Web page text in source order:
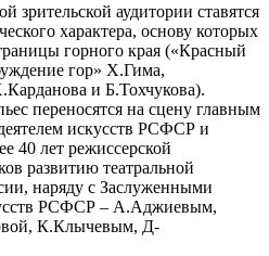
зрительской аудитории ставятся
характера, основу которых
горного края («Красный
гор» Х.Гима,
и Б.Тохчукова).
переносятся на сцену главным
искусств РСФСР и
40 лет режиссерской
развитию театральной
наряду с Заслуженными
РСФСР – А.Аджиевым,
К.Клычевым, Д-